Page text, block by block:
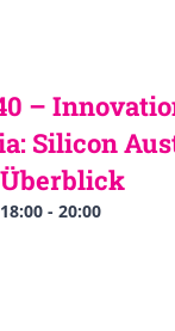
–
Silicon
- 20:00